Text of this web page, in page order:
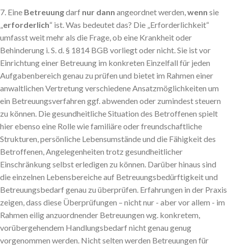
7. Eine Betreuungdarf nur dann angeordnet werden,wenn sie
„erforderlich“ ist. Was bedeutet das? Die „Erforderlichkeit“
umfasst weit mehr als die Frage, ob eine Krankheit oder
Behinderung i. S. d. § 1814 BGB vorliegt oder nicht. Sie ist vor
Einrichtung einer Betreuung im konkreten Einzelfall für jeden
Aufgabenbereich genau zu prüfen und bietet im Rahmen einer
anwaltlichen Vertretung verschiedene Ansatzmöglichkeiten um
ein Betreuungsverfahren ggf. abwenden oder zumindest steuern
zu können. Die gesundheitliche Situation des Betroffenen spielt
hier ebenso eine Rolle wie familiäre oder freundschaftliche
Strukturen, persönliche Lebensumstände und die Fähigkeit des
Betroffenen, Angelegenheiten trotz gesundheitlicher
Einschränkung selbst erledigen zu können. Darüber hinaus sind
die einzelnen Lebensbereiche auf Betreuungsbedürftigkeit und
Betreuungsbedarf genau zu überprüfen. Erfahrungen in der Praxis
zeigen, dass diese Überprüfungen – nicht nur - aber vor allem - im
Rahmen eilig anzuordnender Betreuungen wg. konkretem,
vorübergehendem Handlungsbedarf nicht genau genug
vorgenommen werden. Nicht selten werden Betreuungen für